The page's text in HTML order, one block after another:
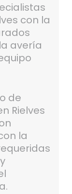
con la
avería
de
Rielves
la